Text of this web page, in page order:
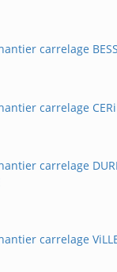
carrelage
carrelage
carrelage
carrelage